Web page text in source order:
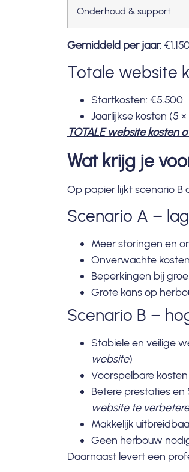
Onderhoud & support
Gemiddeld per jaar:
Totale website
Startkosten: €5.500
Jaarlijkse kosten (5 ×
TOTALE website kosten
Wat krijg je
Op papier lijkt scenario B
Scenario A –
Meer storingen en
Onverwachte
Beperkingen bij
Grote kans op
Scenario B –
Stabiele en veilige
website)
Voorspelbare kosten
Betere prestaties en
website te
Makkelijk
Geen herbouw
Daarnaast levert een